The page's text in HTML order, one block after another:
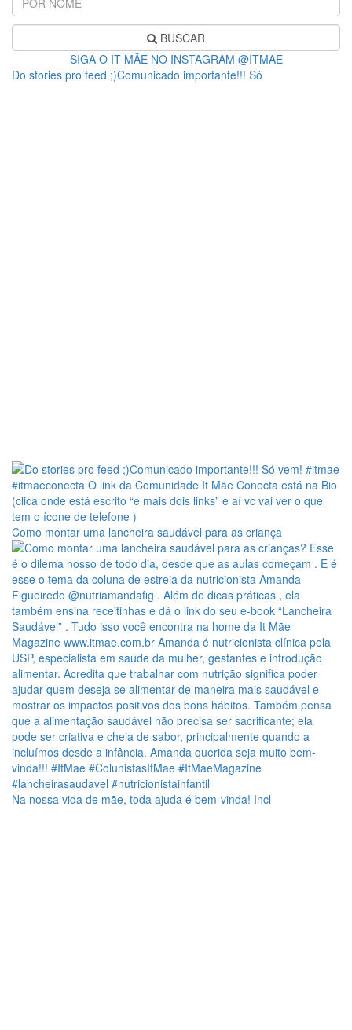
BUSCAR
SIGA O IT MÃE NO INSTAGRAM @ITMAE
Do stories pro feed ;)Comunicado importante!!! Só
Como montar uma lancheira saudável para as criança
Na nossa vida de mãe, toda ajuda é bem-vinda! Incl